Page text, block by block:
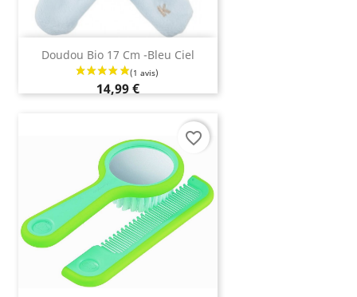
Doudou Bio 17 Cm -Bleu Ciel
14,99 €
favorite_border